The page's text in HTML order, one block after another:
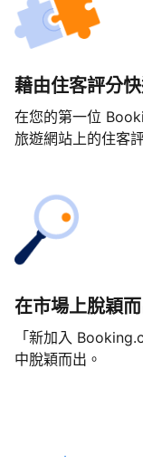
藉由住客評分
在您的第一位
旅遊網站上的住客
在市場上脫穎
「新加入
中脫穎而出。
立即開始吧